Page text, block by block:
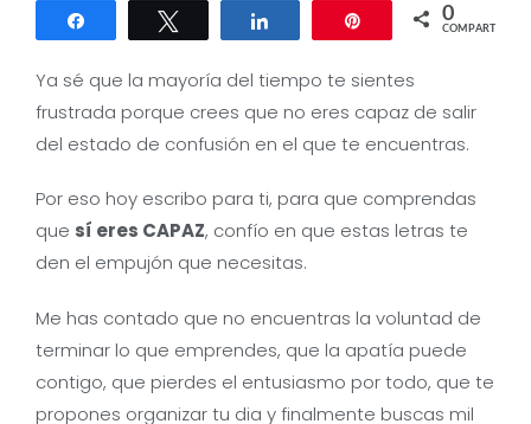
Compartir Twittear Compartir 0
COMPARTIR
Ya sé que la mayoría del tiempo te sientes
frustrada porque crees que no eres capaz de salir
del estado de confusión en el que te encuentras.
Por eso hoy escribo para ti, para que comprendas
que sí eres CAPAZ, confío en que estas letras te
den el empujón que necesitas.
Me has contado que no encuentras la voluntad de
terminar lo que emprendes, que la apatía puede
contigo, que pierdes el entusiasmo por todo, que te
propones organizar tu dia y finalmente buscas mil